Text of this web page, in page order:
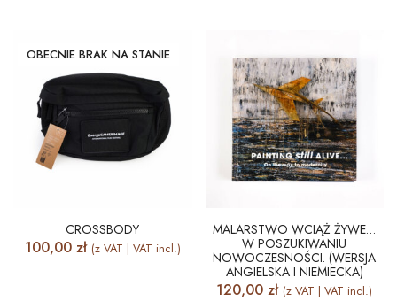
OBECNIE BRAK NA STANIE
CROSSBODY
100,00 zł (z VAT | VAT incl.)
MALARSTWO WCIĄŻ ŻYWE…
W POSZUKIWANIU
NOWOCZESNOŚCI. (WERSJA
ANGIELSKA I NIEMIECKA)
120,00zł (z VAT | VAT incl.)